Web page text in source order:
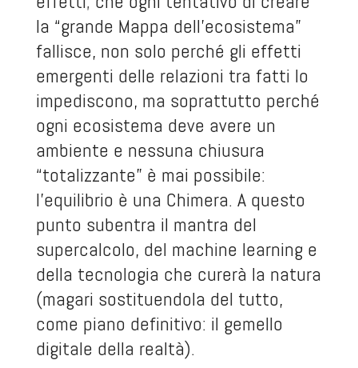
la “grande Mappa dell’ecosistema”
fallisce, non solo perché gli effetti
emergenti delle relazioni tra fatti lo
impediscono, ma soprattutto perché
ogni ecosistema deve avere un
ambiente e nessuna chiusura
“totalizzante” è mai possibile:
l’equilibrio è una Chimera. A questo
punto subentra il mantra del
supercalcolo, del machine learning e
della tecnologia che curerà la natura
(magari sostituendola del tutto,
come piano definitivo: il gemello
digitale della realtà).